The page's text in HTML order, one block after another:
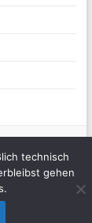
Theme
.
technisch
gehen